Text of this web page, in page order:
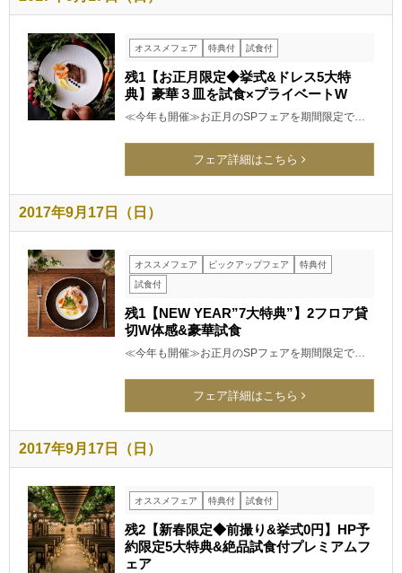
オススメフェア 特典付 試食付
残1【お正月限定◆挙式&ドレス5大特
典】豪華３皿を試食×プライベートW
≪今年も開催≫お正月のSPフェアを期間限定で…
フェア詳細はこちら
2017年9月17日（日）
オススメフェア ピックアップフェア
特典付
試食付
残1【NEW YEAR”7大特典”】2フロア貸
切W体感&豪華試食
≪今年も開催≫お正月のSPフェアを期間限定で…
フェア詳細はこちら
2017年9月17日（日）
オススメフェア 特典付 試食付
残2【新春限定◆前撮り&挙式0円】HP予
約限定5大特典&絶品試食付プレミアムフ
ェア